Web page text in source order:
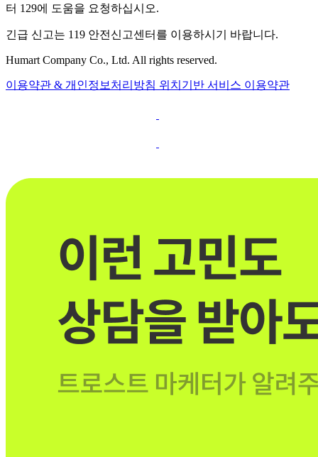
터 129에 도움을 요청하십시오.
긴급 신고는 119 안전신고센터를 이용하시기 바랍니다.
Humart Company Co., Ltd. All rights reserved.
이용약관 & 개인정보처리방침 위치기반 서비스 이용약관